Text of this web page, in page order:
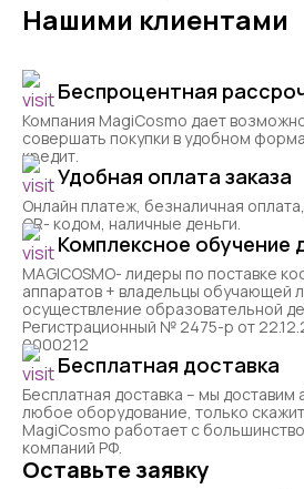
Нашими клиентами
Беспроцентная
Компания MagiCosmo дает
совершать покупки в удобном
кредит.
Удобная оплата заказа
Онлайн платеж, безналичная
QR- кодом, наличные деньги.
Комплексное обучение
MAGICOSMO- лидеры по поставке
аппаратов + владельцы обучающей
осуществление образовательной
Регистрационный № 2475-р от
0000212
Бесплатная доставка
Бесплатная доставка – мы
любое оборудование, только
MagiCosmo работает с
компаний РФ.
Оставьте заявку